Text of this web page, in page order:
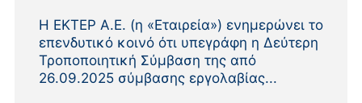
Η ΕΚΤΕΡ Α.Ε. (η «Εταιρεία») ενημερώνει το
επενδυτικό κοινό ότι υπεγράφη η Δεύτερη
Τροποποιητική Σύμβαση της από
26.09.2025 σύμβασης εργολαβίας...